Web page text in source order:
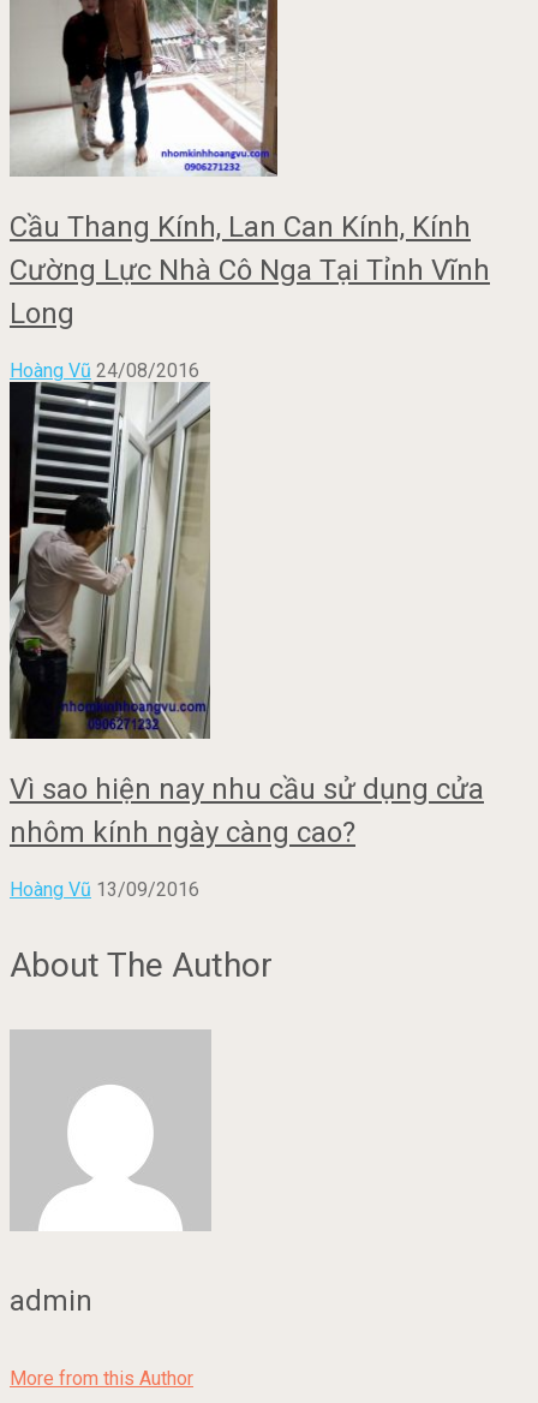
Cầu Thang Kính, Lan Can Kính, Kính
Cường Lực Nhà Cô Nga Tại Tỉnh Vĩnh
Long
Hoàng Vũ 24/08/2016
Vì sao hiện nay nhu cầu sử dụng cửa
nhôm kính ngày càng cao?
Hoàng Vũ 13/09/2016
About The Author
admin
More from this Author